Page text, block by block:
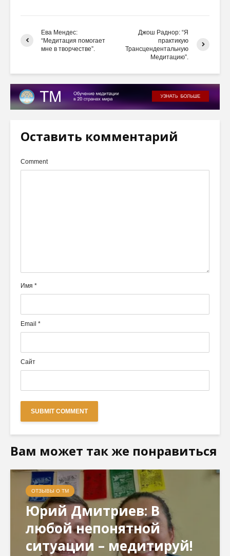
Ева Мендес:
“Медитация помогает
мне в творчестве”.
Джош Раднор: “Я
практикую
Трансцендентальную
Медитацию”.
Оставить комментарий
Comment
Имя *
Email *
Сайт
Вам может так же понравиться
ОТЗЫВЫ О ТМ
Юрий Дмитриев: В
любой непонятной
ситуации – медитируй!